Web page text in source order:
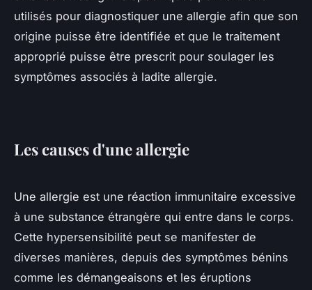
utilisés pour diagnostiquer une allergie afin que son
origine puisse être identifiée et que le traitement
approprié puisse être prescrit pour soulager les
symptômes associés à ladite allergie.
Les causes d'une allergie
Une allergie est une réaction immunitaire excessive
à une substance étrangère qui entre dans le corps.
Cette hypersensibilité peut se manifester de
diverses manières, depuis des symptômes bénins
comme les démangeaisons et les éruptions